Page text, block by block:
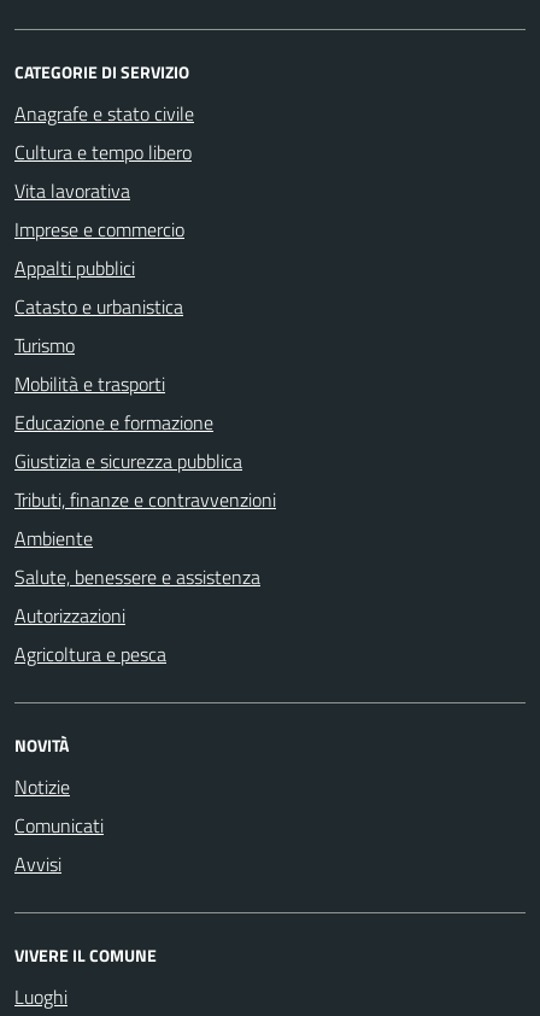
CATEGORIE DI SERVIZIO
Anagrafe e stato civile
Cultura e tempo libero
Vita lavorativa
Imprese e commercio
Appalti pubblici
Catasto e urbanistica
Turismo
Mobilità e trasporti
Educazione e formazione
Giustizia e sicurezza pubblica
Tributi, finanze e contravvenzioni
Ambiente
Salute, benessere e assistenza
Autorizzazioni
Agricoltura e pesca
NOVITÀ
Notizie
Comunicati
Avvisi
VIVERE IL COMUNE
Luoghi